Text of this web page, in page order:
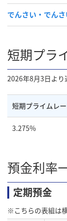
でんさい・でん
短期プラ
2026年8月3日より
短期プライムレ
3.275%
預金利率
定期預金